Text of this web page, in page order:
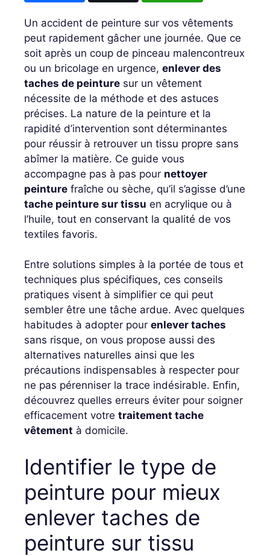
Un accident de peinture sur vos vêtements
peut rapidement gâcher une journée. Que ce
soit après un coup de pinceau malencontreux
ou un bricolage en urgence, enlever des
taches de peinture sur un vêtement
nécessite de la méthode et des astuces
précises. La nature de la peinture et la
rapidité d’intervention sont déterminantes
pour réussir à retrouver un tissu propre sans
abîmer la matière. Ce guide vous
accompagne pas à pas pour nettoyer
peinture fraîche ou sèche, qu’il s’agisse d’une
tache peinture sur tissu en acrylique ou à
l’huile, tout en conservant la qualité de vos
textiles favoris.
Entre solutions simples à la portée de tous et
techniques plus spécifiques, ces conseils
pratiques visent à simplifier ce qui peut
sembler être une tâche ardue. Avec quelques
habitudes à adopter pour enlever taches
sans risque, on vous propose aussi des
alternatives naturelles ainsi que les
précautions indispensables à respecter pour
ne pas pérenniser la trace indésirable. Enfin,
découvrez quelles erreurs éviter pour soigner
efficacement votre traitement tache
vêtement à domicile.
Identifier le type de
peinture pour mieux
enlever taches de
peinture sur tissu